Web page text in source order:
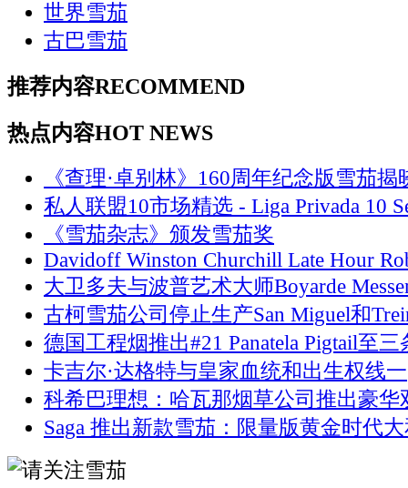
世界雪茄
古巴雪茄
推荐内容RECOMMEND
热点内容HOT NEWS
《查理·卓别林》160周年纪念版雪茄揭
私人联盟10市场精选 - Liga Privada 10
《雪茄杂志》颁发雪茄奖
Davidoff Winston Churchill Late Hour
大卫多夫与波普艺术大师Boyarde
古柯雪茄公司停止生产San Miguel和
德国工程烟推出#21 Panatela Pigtail至三
卡吉尔·达格特与皇家血统和出生权线一
科希巴理想：哈瓦那烟草公司推出豪华
Saga 推出新款雪茄：限量版黄金时代